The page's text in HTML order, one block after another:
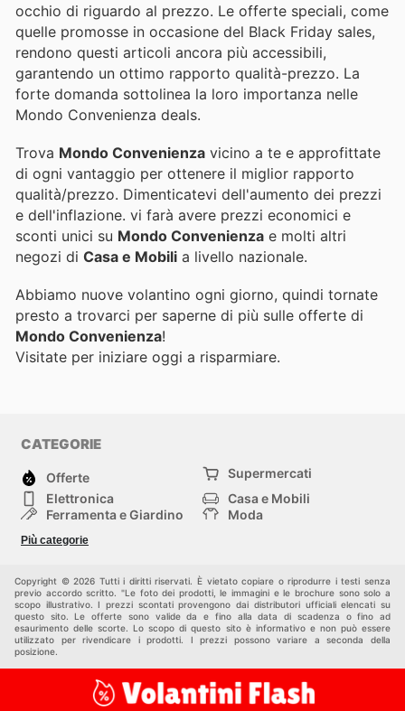
occhio di riguardo al prezzo. Le offerte speciali, come
quelle promosse in occasione del Black Friday sales,
rendono questi articoli ancora più accessibili,
garantendo un ottimo rapporto qualità-prezzo. La
forte domanda sottolinea la loro importanza nelle
Mondo Convenienza deals.
Trova Mondo Convenienza vicino a te e approfittate
di ogni vantaggio per ottenere il miglior rapporto
qualità/prezzo. Dimenticatevi dell'aumento dei prezzi
e dell'inflazione. vi farà avere prezzi economici e
sconti unici su Mondo Convenienza e molti altri
negozi di Casa e Mobili a livello nazionale.
Abbiamo nuove volantino ogni giorno, quindi tornate
presto a trovarci per saperne di più sulle offerte di
Mondo Convenienza!
Visitate per iniziare oggi a risparmiare.
CATEGORIE
Offerte
Supermercati
Elettronica
Casa e Mobili
Ferramenta e Giardino
Moda
Bambini e Neonati
Più categorie
Copyright © 2026 Tutti i diritti riservati. È vietato copiare o riprodurre i testi senza
previo accordo scritto. "Le foto dei prodotti, le immagini e le brochure sono solo a
scopo illustrativo. I prezzi scontati provengono dai distributori ufficiali elencati su
questo sito. Le offerte sono valide da e fino alla data di scadenza o fino ad
esaurimento delle scorte. Lo scopo di questo sito è informativo e non può essere
utilizzato per rivendicare i prodotti. I prezzi possono variare a seconda della
posizione.